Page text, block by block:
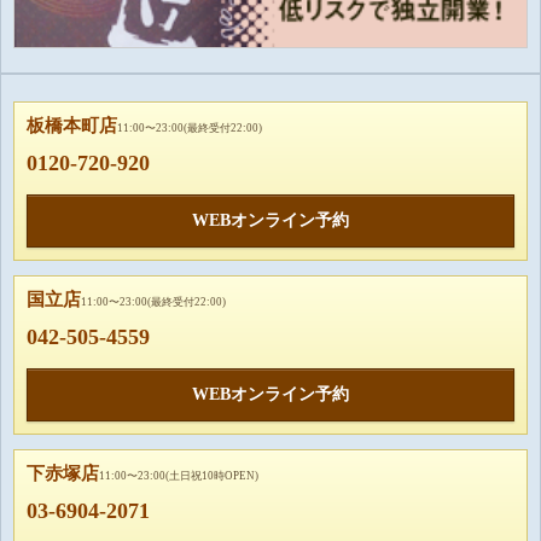
板橋本町店11:00〜23:00(最終受付22:00)
0120-720-920
WEBオンライン予約
国立店11:00〜23:00(最終受付22:00)
042-505-4559
WEBオンライン予約
下赤塚店11:00〜23:00(土日祝10時OPEN)
03-6904-2071